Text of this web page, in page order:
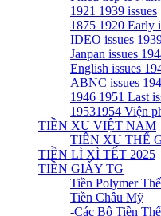
1921 1939 issues
1875 1920 Early
IDEO issues
Janpan issues
English issues
ABNC issues
1946 1951 Last
19531954 Viện
TIỀN XU VIỆT NAM
TIỀN XU THẾ
TIỀN LÌ XÌ TẾT 2025
TIỀN GIẤY TG
Tiền Polymer
Tiền Châu Mỹ
-Các Bộ Tiền